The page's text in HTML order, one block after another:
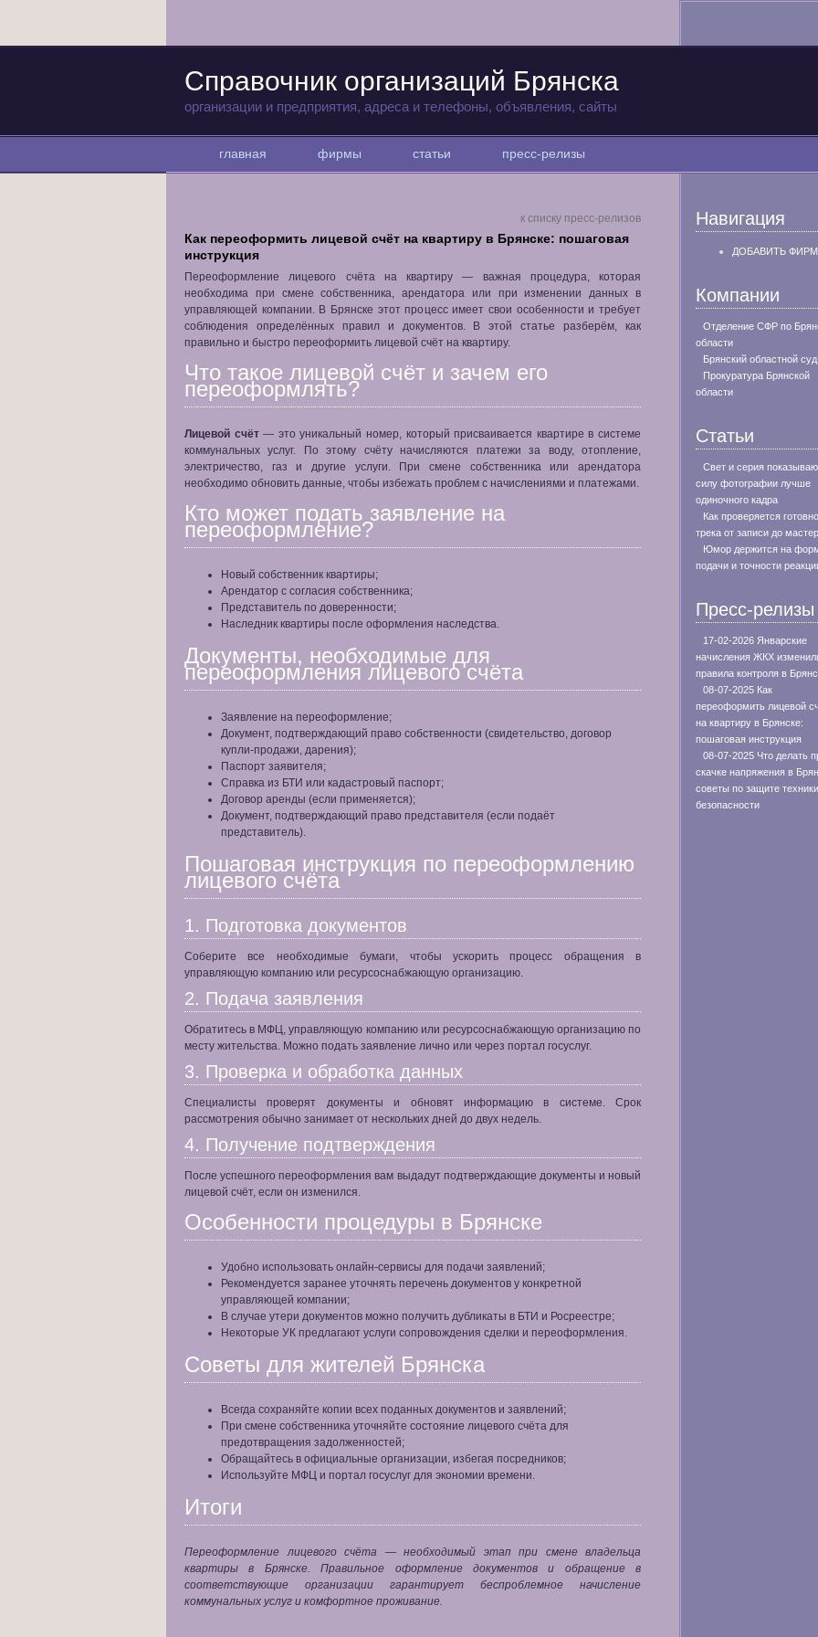
Справочник организаций Брянска
организации и предприятия, адреса и телефоны, объявления, сайты
главная фирмы статьи пресс-релизы
к списку пресс-релизов
Как переоформить лицевой счёт на квартиру в Брянске: пошаговая
инструкция
Переоформление лицевого счёта на квартиру — важная процедура, которая
необходима при смене собственника, арендатора или при изменении данных в
управляющей компании. В Брянске этот процесс имеет свои особенности и требует
соблюдения определённых правил и документов. В этой статье разберём, как
правильно и быстро переоформить лицевой счёт на квартиру.
Что такое лицевой счёт и зачем его
переоформлять?
Лицевой счёт— это уникальный номер, который присваивается квартире в системе
коммунальных услуг. По этому счёту начисляются платежи за воду, отопление,
электричество, газ и другие услуги. При смене собственника или арендатора
необходимо обновить данные, чтобы избежать проблем с начислениями и платежами.
Кто может подать заявление на
переоформление?
Новый собственник квартиры;
Арендатор с согласия собственника;
Представитель по доверенности;
Наследник квартиры после оформления наследства.
Документы, необходимые для
переоформления лицевого счёта
Заявление на переоформление;
Документ, подтверждающий право собственности (свидетельство, договор
купли-продажи, дарения);
Паспорт заявителя;
Справка из БТИ или кадастровый паспорт;
Договор аренды (если применяется);
Документ, подтверждающий право представителя (если подаёт
представитель).
Пошаговая инструкция по переоформлению
лицевого счёта
1. Подготовка документов
Соберите все необходимые бумаги, чтобы ускорить процесс обращения в
управляющую компанию или ресурсоснабжающую организацию.
2. Подача заявления
Обратитесь в МФЦ, управляющую компанию или ресурсоснабжающую организацию по
месту жительства. Можно подать заявление лично или через портал госуслуг.
3. Проверка и обработка данных
Специалисты проверят документы и обновят информацию в системе. Срок
рассмотрения обычно занимает от нескольких дней до двух недель.
4. Получение подтверждения
После успешного переоформления вам выдадут подтверждающие документы и новый
лицевой счёт, если он изменился.
Особенности процедуры в Брянске
Удобно использовать онлайн-сервисы для подачи заявлений;
Рекомендуется заранее уточнять перечень документов у конкретной
управляющей компании;
В случае утери документов можно получить дубликаты в БТИ и Росреестре;
Некоторые УК предлагают услуги сопровождения сделки и переоформления.
Советы для жителей Брянска
Всегда сохраняйте копии всех поданных документов и заявлений;
При смене собственника уточняйте состояние лицевого счёта для
предотвращения задолженностей;
Обращайтесь в официальные организации, избегая посредников;
Используйте МФЦ и портал госуслуг для экономии времени.
Итоги
Переоформление лицевого счёта — необходимый этап при смене владельца
квартиры в Брянске. Правильное оформление документов и обращение в
соответствующие организации гарантирует беспроблемное начисление
коммунальных услуг и комфортное проживание.
Навигация
ДОБАВИТЬ
Компании
Отделение СФР по
области
Брянский областной суд
Прокуратура Брянской
области
Статьи
Свет и серия
силу фотографии лучше
одиночного кадра
Как проверяется
трека от записи до
Юмор держится на
подачи и точности
Пресс-релизы
17-02-2026 Январские
начисления ЖКХ
правила контроля в
08-07-2025 Как
переоформить лицевой
на квартиру в Брянске:
пошаговая инструкция
08-07-2025 Что делать
скачке напряжения в
советы по защите
безопасности